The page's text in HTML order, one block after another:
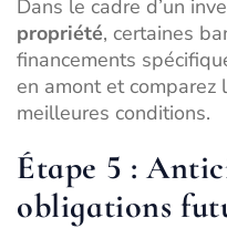
Dans le cadre d’un
propriété, certaines
financements
en amont et
meilleures conditions.
Étape 5 :
obligations